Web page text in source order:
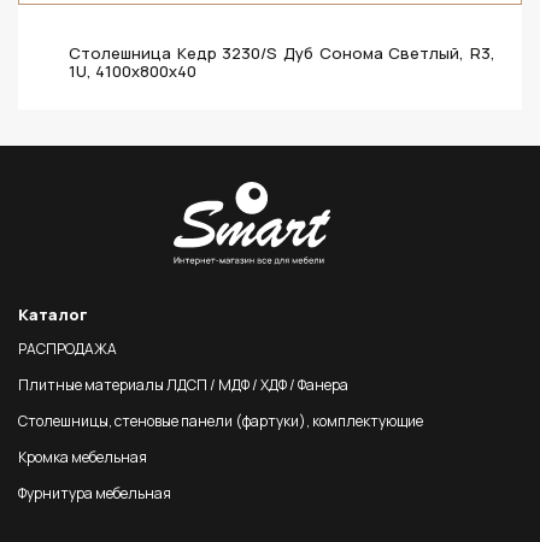
Столешница Кедр 3230/S Дуб Сонома Светлый, R3,
1U, 4100х800х40
Каталог
РАСПРОДАЖА
Плитные материалы ЛДСП / МДФ / ХДФ / Фанера
Столешницы, стеновые панели (фартуки), комплектующие
Кромка мебельная
Фурнитура мебельная